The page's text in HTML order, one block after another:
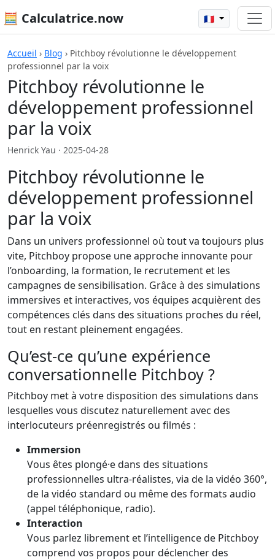
🧮 Calculatrice.now 🇫🇷
Accueil › Blog › Pitchboy révolutionne le développement
professionnel par la voix
Pitchboy révolutionne le
développement professionnel
par la voix
Henrick Yau · 2025-04-28
Pitchboy révolutionne le
développement professionnel
par la voix
Dans un univers professionnel où tout va toujours plus
vite, Pitchboy propose une approche innovante pour
l’onboarding, la formation, le recrutement et les
campagnes de sensibilisation. Grâce à des simulations
immersives et interactives, vos équipes acquièrent des
compétences clés dans des situations proches du réel,
tout en restant pleinement engagées.
Qu’est-ce qu’une expérience
conversationnelle Pitchboy ?
Pitchboy met à votre disposition des simulations dans
lesquelles vous discutez naturellement avec des
interlocuteurs préenregistrés ou filmés :
Immersion
Vous êtes plongé·e dans des situations
professionnelles ultra-réalistes, via de la vidéo 360°,
de la vidéo standard ou même des formats audio
(appel téléphonique, radio).
Interaction
Vous parlez librement et l’intelligence de Pitchboy
comprend vos propos pour déclencher des